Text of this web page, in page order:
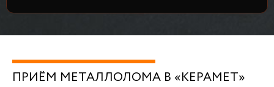
ПРИЁМ МЕТАЛЛОЛОМА В «КЕРАМЕТ»